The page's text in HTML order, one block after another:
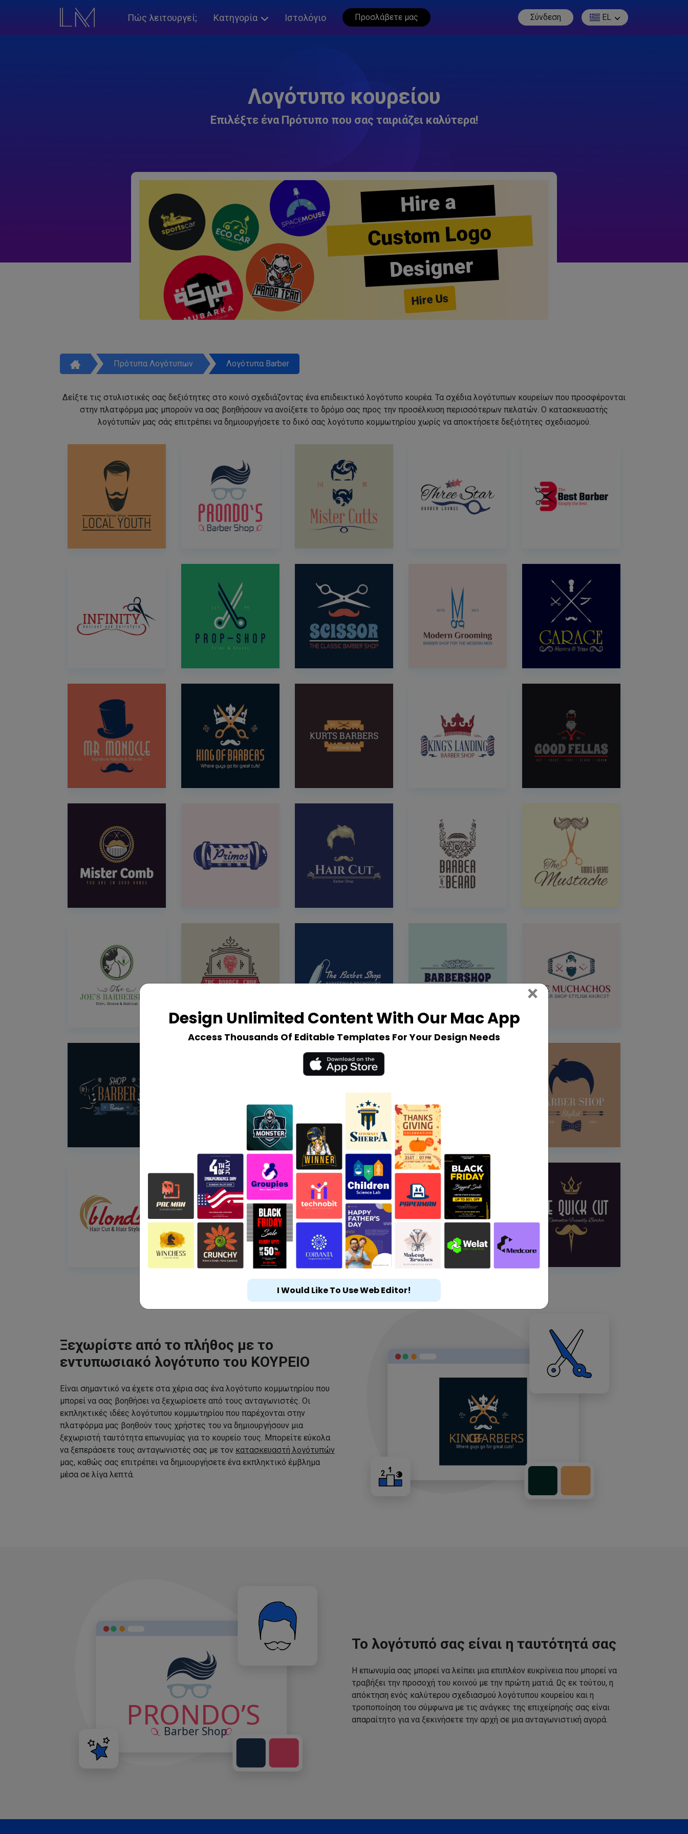
Πώς λειτουργεί; Κατηγορία Ιστολόγιο Προσλάβετε μας Σύνδεση EL
Λογότυπο κουρείου
Επιλέξτε ένα Πρότυπο που σας ταιριάζει καλύτερα!
Hire a
Custom Logo
Designer
Hire Us
Πρότυπα Λογότυπων Λογότυπα Barber
Δείξτε τις στυλιστικές σας δεξιότητες στο κοινό σχεδιάζοντας ένα επιδεικτικό λογότυπο κουρέα. Τα σχέδια λογότυπων κουρείων που προσφέρονται
στην πλατφόρμα μας μπορούν να σας βοηθήσουν να ανοίξετε το δρόμο σας προς την προσέλκυση περισσότερων πελατών. Ο κατασκευαστής
λογότυπών μας σάς επιτρέπει να δημιουργήσετε το δικό σας λογότυπο κομμωτηρίου χωρίς να αποκτήσετε δεξιότητες σχεδιασμού.
Ξεχωρίστε από το πλήθος με το
εντυπωσιακό λογότυπο του ΚΟΥΡΕΙΟ
Είναι σημαντικό να έχετε στα χέρια σας ένα λογότυπο κομμωτηρίου που
μπορεί να σας βοηθήσει να ξεχωρίσετε από τους ανταγωνιστές. Οι
εκπληκτικές ιδέες λογότυπου κομμωτηρίου που παρέχονται στην
πλατφόρμα μας βοηθούν τους χρήστες του να δημιουργήσουν μια
ξεχωριστή ταυτότητα επωνυμίας για το κουρείο τους. Μπορείτε εύκολα
να ξεπεράσετε τους ανταγωνιστές σας με τον κατασκευαστή λογότυπών
μας, καθώς σας επιτρέπει να δημιουργήσετε ένα εκπληκτικό έμβλημα
μέσα σε λίγα λεπτά.
Το λογότυπό σας είναι η ταυτότητά σας
Η επωνυμία σας μπορεί να λείπει μια επιπλέον ευκρίνεια που μπορεί να
τραβήξει την προσοχή του κοινού με την πρώτη ματιά. Ως εκ τούτου, η
απόκτηση ενός καλύτερου σχεδιασμού λογότυπου κουρείου και η
τροποποίηση του σύμφωνα με τις ανάγκες της επιχείρησής σας είναι
απαραίτητο για να ξεκινήσετε την αρχή σε μια ανταγωνιστική αγορά.
Design Unlimited Content With Our Mac App
Access Thousands Of Editable Templates For Your Design Needs
× Close
I Would Like To Use Web Editor!